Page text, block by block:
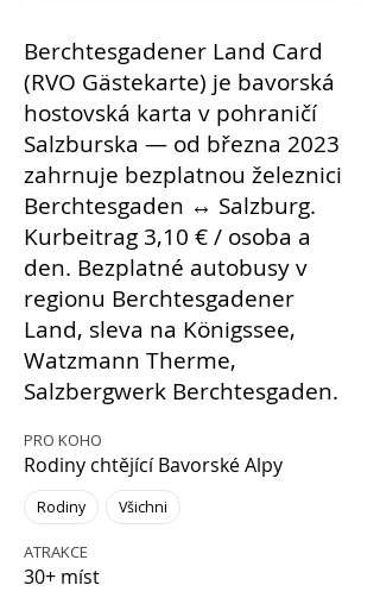
Berchtesgadener Land Card
(RVO Gästekarte) je bavorská
hostovská karta v pohraničí
Salzburska — od března 2023
zahrnuje bezplatnou železnici
Berchtesgaden ↔ Salzburg.
Kurbeitrag 3,10 € / osoba a
den. Bezplatné autobusy v
regionu Berchtesgadener
Land, sleva na Königssee,
Watzmann Therme,
Salzbergwerk Berchtesgaden.
PRO KOHO
Rodiny chtějící Bavorské Alpy
Rodiny Všichni
ATRAKCE
30+ míst